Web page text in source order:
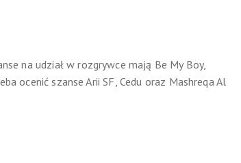
na udział w rozgrywce mają Be My Boy,
ocenić szanse Arii SF, Cedu oraz Mashreqa Al